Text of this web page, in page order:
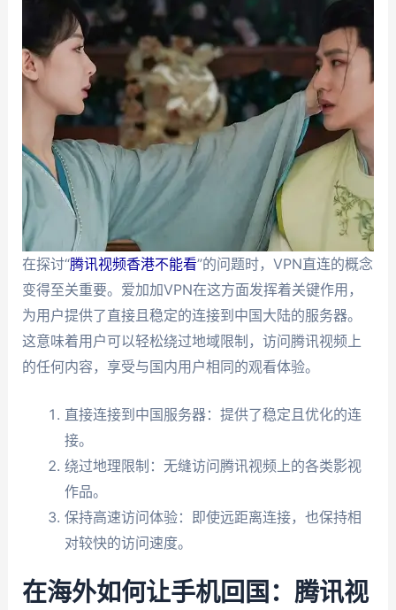
在探讨“腾讯视频香港不能看”的问题时，VPN直连的概念
变得至关重要。爱加加VPN在这方面发挥着关键作用，
为用户提供了直接且稳定的连接到中国大陆的服务器。
这意味着用户可以轻松绕过地域限制，访问腾讯视频上
的任何内容，享受与国内用户相同的观看体验。
直接连接到中国服务器：提供了稳定且优化的连
接。
绕过地理限制：无缝访问腾讯视频上的各类影视
作品。
保持高速访问体验：即使远距离连接，也保持相
对较快的访问速度。
在海外如何让手机回国：腾讯视